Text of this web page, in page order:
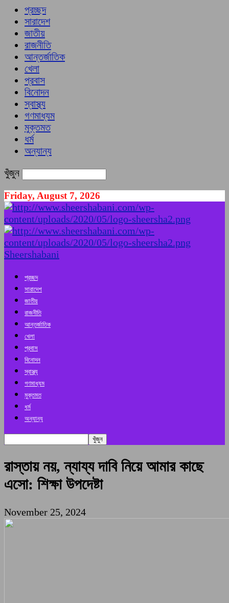
প্রচ্ছদ
সারাদেশ
জাতীয়
রাজনীতি
আন্তর্জাতিক
খেলা
প্রবাস
বিনোদন
স্বাস্থ্য
গণমাধ্যম
মুক্তমত
ধর্ম
অন্যান্য
খুঁজুন
Friday, August 7, 2026
Sheershabani
প্রচ্ছদ
সারাদেশ
জাতীয়
রাজনীতি
আন্তর্জাতিক
খেলা
প্রবাস
বিনোদন
স্বাস্থ্য
গণমাধ্যম
মুক্তমত
ধর্ম
অন্যান্য
রাস্তায় নয়, ন্যায্য দাবি নিয়ে আমার কাছে
এসো: শিক্ষা উপদেষ্টা
November 25, 2024